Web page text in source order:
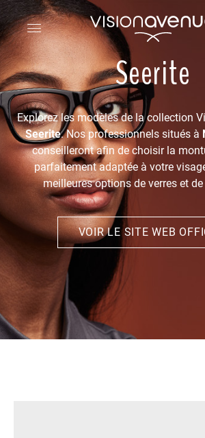
Seerite
Explorez les modèles de la collection
Seerite. Nos professionnels situés à
conseilleront afin de choisir la
parfaitement adaptée à votre
meilleures options de verres et
VOIR LE SITE WEB